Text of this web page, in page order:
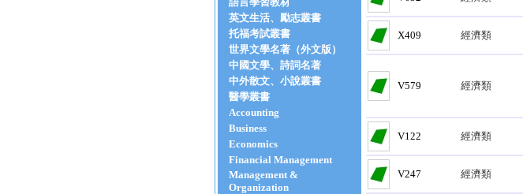
英文生活、勵志叢書
托福考試叢書
世界文學名著（外文版）
中國文學、詩詞名著
中外散文、小說叢書
醫學叢書
Accounting
Business
Economics
Financial Management
Management &
Organization
X409 經濟類
V579 經濟類
V122 經濟類
V247 經濟類